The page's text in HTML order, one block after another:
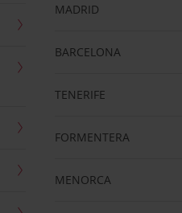
MADRID
BARCELONA
TENERIFE
FORMENTERA
MENORCA